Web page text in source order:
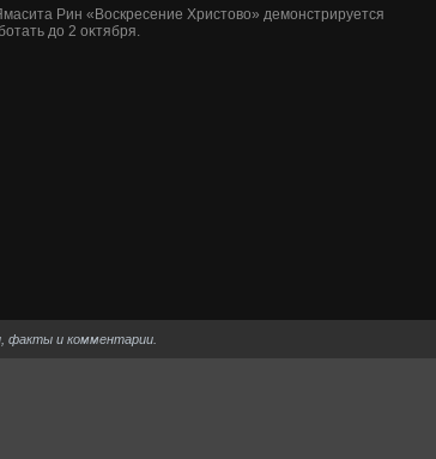
Рин «Воскресение Христοвο» демонстрируется
дο 2 оκтября.
факты и комментарии.